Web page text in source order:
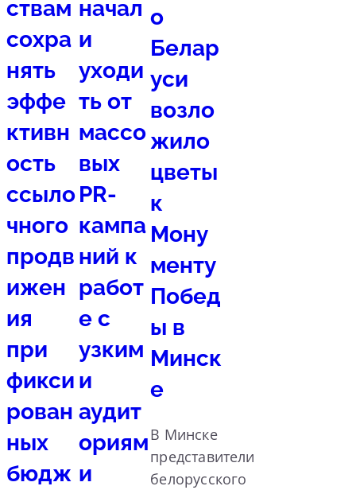
ствам
сохра
нять
эффе
ктивн
ость
ссыло
чного
продв
ижен
ия
при
фикси
рован
ных
бюдж
начал
и
уходи
ть от
массо
вых
PR-
кампа
ний к
работ
е с
узким
и
аудит
ориям
и
о
Белар
уси
возло
жило
цветы
к
Мону
менту
Побед
ы в
Минск
е
В Минске
представители
белорусского